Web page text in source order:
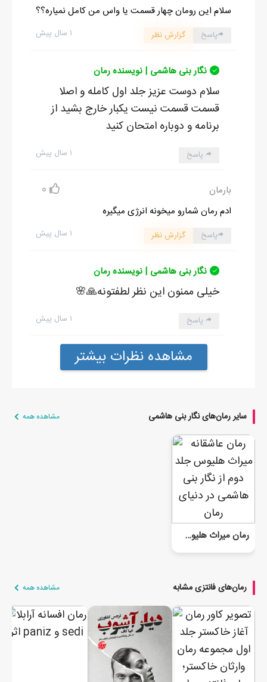
سلام این رومان چهار قسمت یا واس من کامل نمیاره؟؟
۱ سال پیش پاسخ گزارش نظر
نگار بنی هاشمی | نویسنده رمان
سلام دوست عزیز جلد اول کامله و اصلا
قسمت قسمت نیست یکبار خارج بشید از
برنامه و دوباره امتحان کنید
۱ سال پیش پاسخ
بارمان 0
ادم رمان شمارو میخونه انرژی میگیره
۱ سال پیش پاسخ گزارش نظر
نگار بنی هاشمی | نویسنده رمان
خیلی ممنون این نظر لطفتونه🙏🌸
۱ سال پیش پاسخ
مشاهده نظرات بیشتر
سایر رمان‌های نگار بنی هاشمی مشاهده همه
رمان میراث هلیوس(جلد دوم)
رمان‌های فانتزی مشابه مشاهده همه